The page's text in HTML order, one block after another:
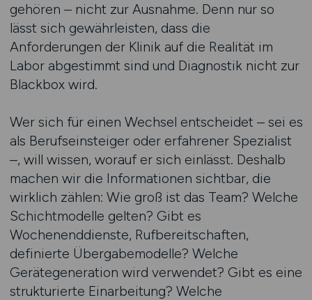
gehören – nicht zur Ausnahme. Denn nur so
lässt sich gewährleisten, dass die
Anforderungen der Klinik auf die Realität im
Labor abgestimmt sind und Diagnostik nicht zur
Blackbox wird.
Wer sich für einen Wechsel entscheidet – sei es
als Berufseinsteiger oder erfahrener Spezialist
–, will wissen, worauf er sich einlässt. Deshalb
machen wir die Informationen sichtbar, die
wirklich zählen: Wie groß ist das Team? Welche
Schichtmodelle gelten? Gibt es
Wochenenddienste, Rufbereitschaften,
definierte Übergabemodelle? Welche
Gerätegeneration wird verwendet? Gibt es eine
strukturierte Einarbeitung? Welche